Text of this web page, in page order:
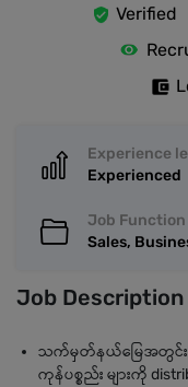
Verified
Experience
Experienced
Job Function
Sales,
Job Description
သက်မှတ်နယ်မြေအတွင်း
ကုန်ပစ္စည်း များကို